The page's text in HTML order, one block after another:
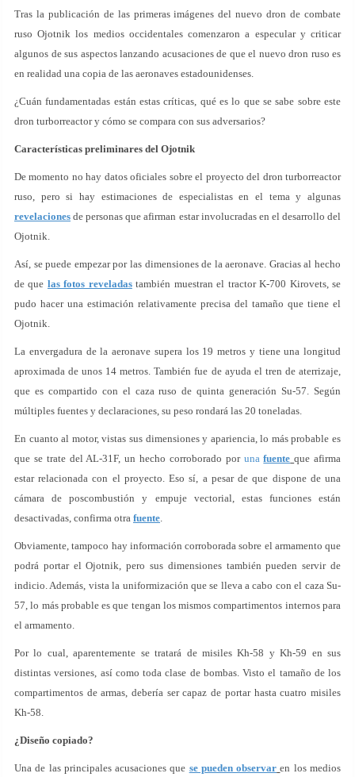
Tras la publicación de las primeras imágenes del nuevo dron de combate
ruso Ojotnik los medios occidentales comenzaron a especular y criticar
algunos de sus aspectos lanzando acusaciones de que el nuevo dron ruso es
en realidad una copia de las aeronaves estadounidenses.
¿Cuán fundamentadas están estas críticas, qué es lo que se sabe sobre este
dron turborreactor y cómo se compara con sus adversarios?
Características preliminares del Ojotnik
De momento no hay datos oficiales sobre el proyecto del dron turborreactor
ruso, pero si hay estimaciones de especialistas en el tema y algunas
revelaciones de personas que afirman estar involucradas en el desarrollo del
Ojotnik.
Así, se puede empezar por las dimensiones de la aeronave. Gracias al hecho
de que las fotos reveladastambién muestran el tractor K-700 Kirovets, se
pudo hacer una estimación relativamente precisa del tamaño que tiene el
Ojotnik.
La envergadura de la aeronave supera los 19 metros y tiene una longitud
aproximada de unos 14 metros. También fue de ayuda el tren de aterrizaje,
que es compartido con el caza ruso de quinta generación Su-57. Según
múltiples fuentes y declaraciones, su peso rondará las 20 toneladas.
En cuanto al motor, vistas sus dimensiones y apariencia, lo más probable es
que se trate del AL-31F, un hecho corroborado por unafuente que afirma
estar relacionada con el proyecto. Eso sí, a pesar de que dispone de una
cámara de poscombustión y empuje vectorial, estas funciones están
desactivadas, confirma otra fuente.
Obviamente, tampoco hay información corroborada sobre el armamento que
podrá portar el Ojotnik, pero sus dimensiones también pueden servir de
indicio. Además, vista la uniformización que se lleva a cabo con el caza Su-
57, lo más probable es que tengan los mismos compartimentos internos para
el armamento.
Por lo cual, aparentemente se tratará de misiles Kh-58 y Kh-59 en sus
distintas versiones, así como toda clase de bombas. Visto el tamaño de los
compartimentos de armas, debería ser capaz de portar hasta cuatro misiles
Kh-58.
¿Diseño copiado?
Una de las principales acusaciones que se pueden observar en los medios